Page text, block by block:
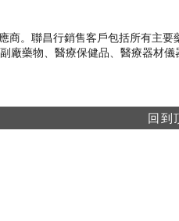
商。聯昌行銷售客戶包括所有主
廠藥物、醫療保健品、醫療器材
回到